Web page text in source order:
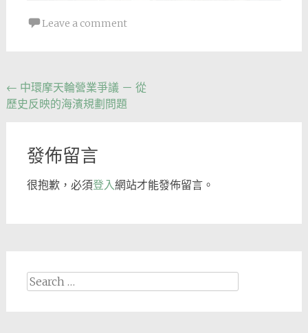
Leave a comment
Post
navigation
← 中環摩天輪營業爭議 － 從
歷史反映的海濱規劃問題
發佈留言
很抱歉，必須登入網站才能發佈留言。
Search
for: